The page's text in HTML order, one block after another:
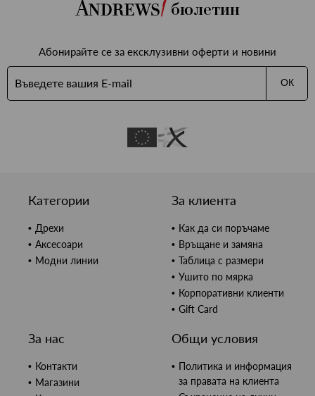
бюлетин
Абонирайте се за ексклузивни оферти и новини
ОК
Категории
Дрехи
Аксесоари
Модни линии
За клиента
Как да си поръчаме
Връщане и замяна
Таблица с размери
Ушито по мярка
Корпоративни клиенти
Gift Card
За нас
Контакти
Магазини
Общи условия
Политика и информация
за правата на клиента